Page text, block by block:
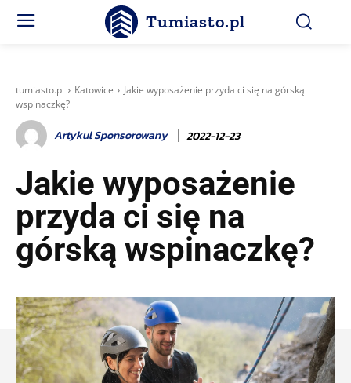
Tumiasto.pl
tumiasto.pl Katowice
Jakie wyposażenie przyda ci się na górską
wspinaczkę?
Artykul Sponsorowany 2022-12-23
Jakie wyposażenie
przyda ci się na
górską wspinaczkę?